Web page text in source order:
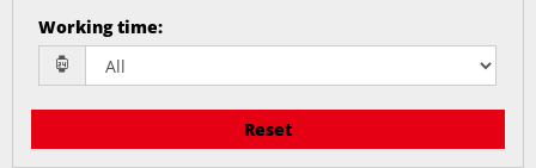
Working time:
Reset